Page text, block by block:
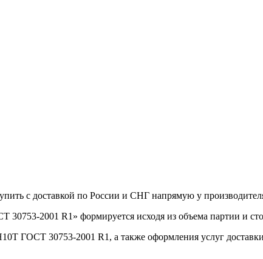
с доставкой по России и СНГ напрямую у
2001 R1» формируется исходя из объема партии и
ГОСТ 30753-2001 R1, а также оформления услуг